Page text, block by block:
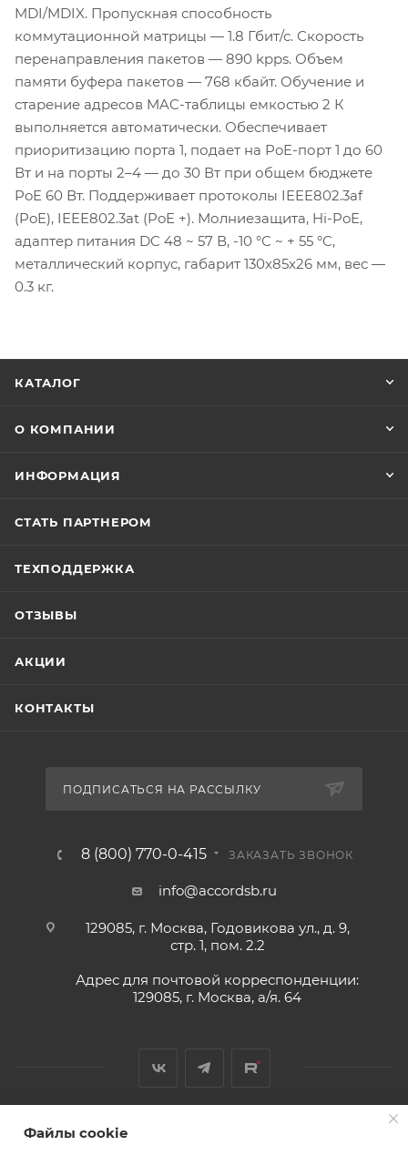
MDI/MDIX. Пропускная способность
коммутационной матрицы — 1.8 Гбит/с. Скорость
перенаправления пакетов — 890 kpps. Объем
памяти буфера пакетов — 768 кбайт. Обучение и
старение адресов MAC-таблицы емкостью 2 К
выполняется автоматически. Обеспечивает
приоритизацию порта 1, подает на PoE-порт 1 до 60
Вт и на порты 2–4 — до 30 Вт при общем бюджете
PoE 60 Вт. Поддерживает протоколы IEEE802.3af
(PoE), IEEE802.3at (PoE +). Молниезащита, Hi-PoE,
адаптер питания DC 48 ~ 57 В, -10 °С ~ + 55 °C,
металлический корпус, габарит 130x85x26 мм, вес —
0.3 кг.
КАТАЛОГ
О КОМПАНИИ
ИНФОРМАЦИЯ
СТАТЬ ПАРТНЕРОМ
ТЕХПОДДЕРЖКА
ОТЗЫВЫ
АКЦИИ
КОНТАКТЫ
ПОДПИСАТЬСЯ НА РАССЫЛКУ
8 (800) 770-0-415 ЗАКАЗАТЬ ЗВОНОК
info@accordsb.ru
129085, г. Москва, Годовикова ул., д. 9,
стр. 1, пом. 2.2
Адрес для почтовой корреспонденции:
129085, г. Москва, а/я. 64
2026 © Обращаем Ваше внимание на то, что вся
Файлы cookie